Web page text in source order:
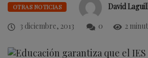
OTRAS NOTICIAS
David
3 diciembre, 2013
0 2